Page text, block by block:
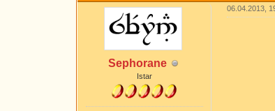
Sephorane
Istar
06.04.2013,